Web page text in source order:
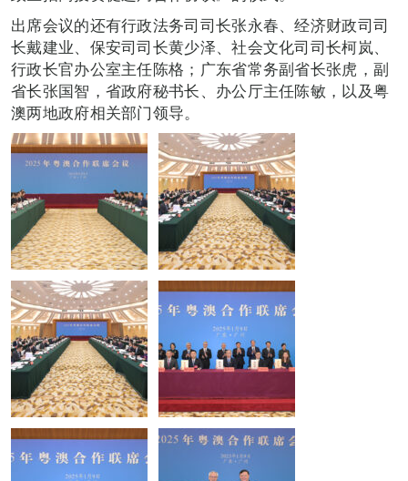
出席会议的还有行政法务司司长张永春、经济财政司司
长戴建业、保安司司长黄少泽、社会文化司司长柯岚、
行政长官办公室主任陈格；广东省常务副省长张虎，副
省长张国智，省政府秘书长、办公厅主任陈敏，以及粤
澳两地政府相关部门领导。